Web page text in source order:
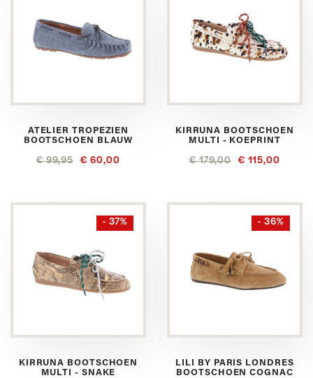
ATELIER TROPEZIEN
BOOTSCHOEN BLAUW
€ 99,95 € 60,00
KIRRUNA BOOTSCHOEN
MULTI - KOEPRINT
€ 179,00 € 115,00
- 37%
KIRRUNA BOOTSCHOEN
MULTI - SNAKE
- 36%
LILI BY PARIS LONDRES
BOOTSCHOEN COGNAC